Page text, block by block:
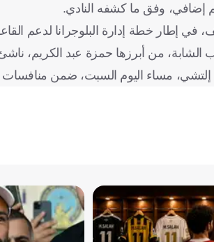
إضافي، وفق ما كشفه النادي.
إطار خطة إدارة البلوجرانا لدعم
الشابة، من أبرزها حمزة عبد الكريم،